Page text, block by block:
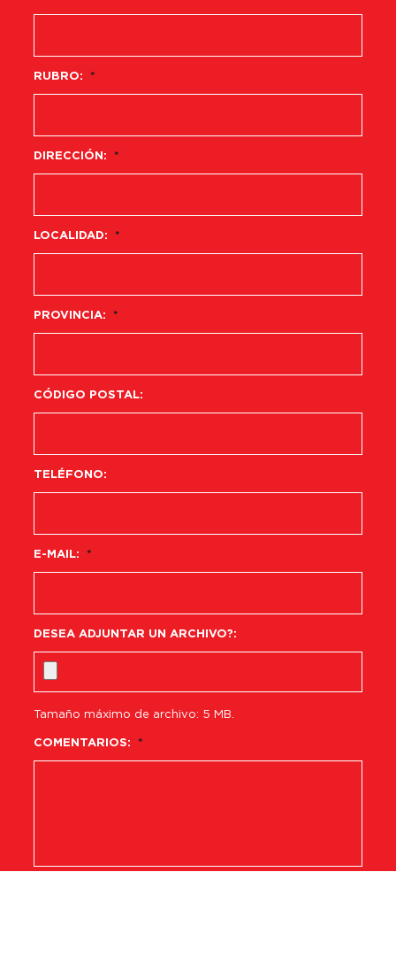
RUBRO: *
DIRECCIÓN: *
LOCALIDAD: *
PROVINCIA: *
CÓDIGO POSTAL:
TELÉFONO:
E-MAIL: *
DESEA ADJUNTAR UN ARCHIVO?:
Tamaño máximo de archivo: 5 MB.
COMENTARIOS: *